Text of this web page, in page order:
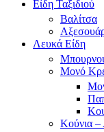
Είδη Ταξιδιού
Βαλίτσα
Λευκά Είδη
Μονό
Κούνια –